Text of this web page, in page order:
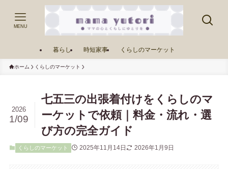
MENU
暮らし 時短家事 くらしのマーケット
ホーム くらしのマーケット
七五三の出張着付けをくらしのマ
ーケットで依頼｜料金・流れ・選
び方の完全ガイド
2026
1/09
くらしのマーケット 2025年11月14日 2026年1月9日